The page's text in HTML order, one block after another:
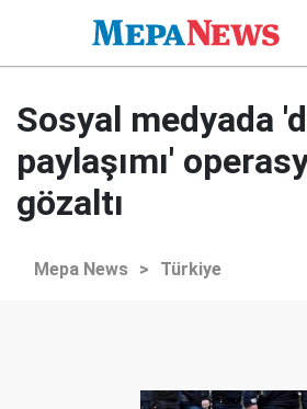
Sosyal medyada
paylaşımı'
gözaltı
Mepa News > Türkiye